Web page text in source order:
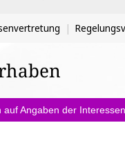
auf Angaben der